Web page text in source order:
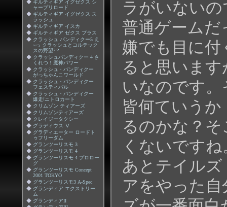
◆ ギルティギア イグゼクス シ
ャープリロード
◆ ギルティギア イグゼクス ス
ラッシュ
◆ ギルティギア イスカ
◆ ギルティギア ゼクス プラス
◆ クラッシュ バンディクー5 え
~っ クラッシュとコルテック
スの野望?!?
◆ クラッシュバンディクー 4 さ
くれつ！魔神パワー
◆ クラッシュ・バンディクー
がっちゃんこワールド
◆ クラッシュ・バンディクー
フェスティバル
◆ クラッシュ・バンディクー
爆走!ニトロカート
◆ クリムゾン ティアーズ
◆ クリムゾンティアーズ
◆ クレイジータクシー
◆ グラディウス Ⅴ
◆ グラディエーター ロードト
ゥフリーダム
◆ グランツーリスモ 3
◆ グランツーリスモ 4
◆ グランツーリスモ 4 プロロー
グ
◆ グランツーリスモ Concept
2001 TOKYO
◆ グランツーリスモ3 A-Spec
◆ グランディア エクストリー
ム
◆ グランディアII
ラがいない
普通ゲームだ
嫌でも目に
ると思いま
いなのです
皆何ていう
るのかな？
くないですね
あとテイル
アをやった